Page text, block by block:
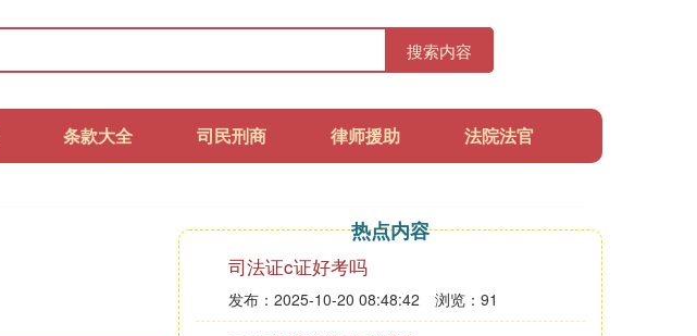
搜索内容
条款大全 司民刑商 律师援助 法院法官
热点内容
司法证c证好考吗
发布：2025-10-20 08:48:42 浏览：91